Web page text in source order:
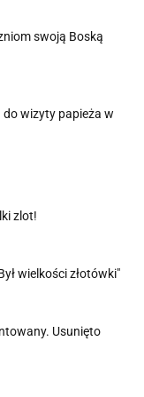
swoją Boską
do wizyty papieża w
zlot!
wielkości złotówki"
Usunięto